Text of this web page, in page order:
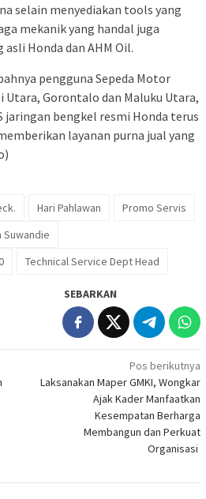
selain menyediakan tools yang
mekanik yang handal juga
Honda dan AHM Oil.
pengguna Sepeda Motor
Utara, Gorontalo dan Maluku Utara,
jaringan bengkel resmi Honda terus
layanan purna jual yang
Hari Pahlawan
Promo Servis
Suwandie
Technical Service Dept Head
SEBARKAN
Pos berikutnya
Laksanakan Maper GMKI, Wongkar
Ajak Kader Manfaatkan
Kesempatan Berharga
Membangun dan Perkuat
Organisasi